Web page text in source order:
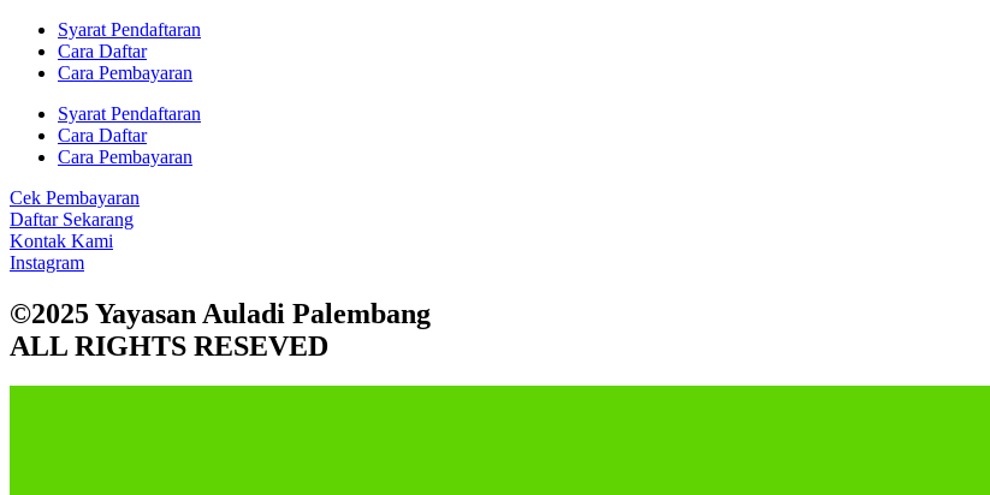
Syarat Pendaftaran
Cara Daftar
Cara Pembayaran
Syarat Pendaftaran
Cara Daftar
Cara Pembayaran
Cek Pembayaran
Daftar Sekarang
Kontak Kami
Instagram
©2025 Yayasan Auladi Palembang
ALL RIGHTS RESEVED